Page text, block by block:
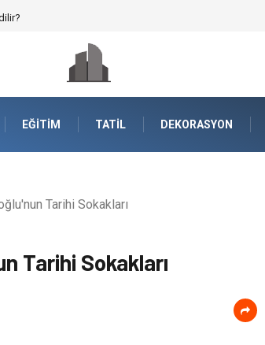
EĞITIM TATIL DEKORASYON
Tarihi Sokakları
Tarihi Sokakları